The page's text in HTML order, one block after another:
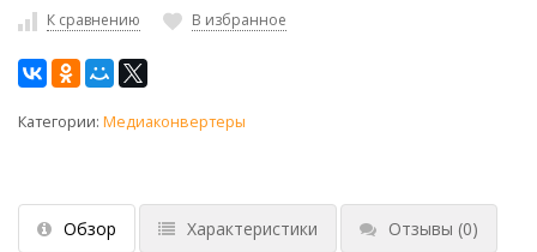
К сравнению В избранное
Категории: Медиаконвертеры
Обзор Характеристики Отзывы (0)